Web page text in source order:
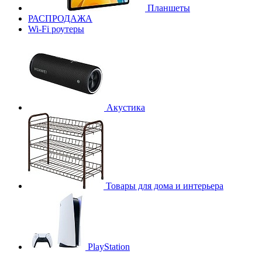
Планшеты
РАСПРОДАЖА
Wi-Fi роутеры
Акустика
Товары для дома и интерьера
PlayStation